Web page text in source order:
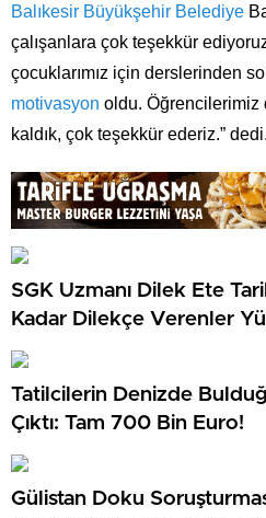
Balıkesir Büyükşehir Belediye
çalışanlara çok teşekkür
çocuklarımız için derslerinden
motivasyon oldu. Öğrencilerimiz
kaldık, çok teşekkür ederiz.” dedi.
SGK Uzmanı Dilek Ete
Kadar Dilekçe Verenler
Maaş Alacak!
Tatilcilerin Denizde
Çıktı: Tam 700 Bin Euro!
Gülistan Doku